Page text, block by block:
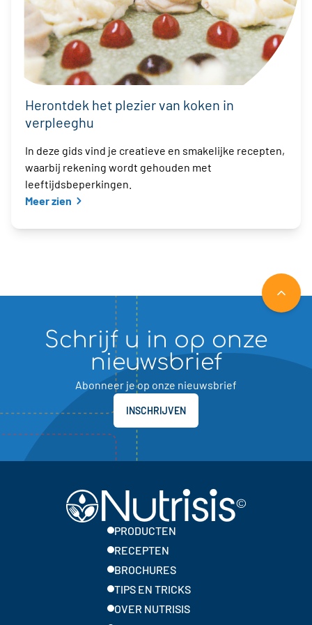
Herontdek het plezier van koken in
verpleeghu
In deze gids vind je creatieve en smakelijke recepten,
waarbij rekening wordt gehouden met
leeftijdsbeperkingen.
Meer zien
NAAR
Schrijf u in op onze
nieuwsbrief
Abonneer je op onze nieuwsbrief
INSCHRIJVEN
PRODUCTEN
RECEPTEN
BROCHURES
TIPS EN TRICKS
OVER NUTRISIS